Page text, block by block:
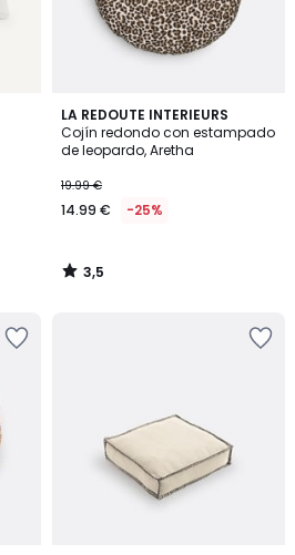
LA REDOUTE INTERIEURS
Cojín redondo con estampado
de leopardo, Aretha
19.99 €
14.99 € -25%
3,5
/ 5
3,5
/